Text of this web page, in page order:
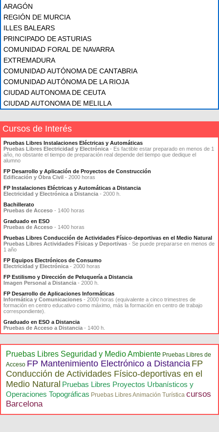
ARAGÓN
REGIÓN DE MURCIA
ILLES BALEARS
PRINCIPADO DE ASTURIAS
COMUNIDAD FORAL DE NAVARRA
EXTREMADURA
COMUNIDAD AUTÓNOMA DE CANTABRIA
COMUNIDAD AUTÓNOMA DE LA RIOJA
CIUDAD AUTONOMA DE CEUTA
CIUDAD AUTONOMA DE MELILLA
Cursos de Interés
Pruebas Libres Instalaciones Eléctricas y Automáticas
Pruebas Libres Electricidad y Electrónica - Es factible estar preparado en menos de 1
año, no obstante el tiempo de preparación real depende del tiempo que dedique el
alumno
FP Desarrollo y Aplicación de Proyectos de Construcción
Edificación y Obra Civil - 2000 horas
FP Instalaciones Eléctricas y Automáticas a Distancia
Electricidad y Electrónica a Distancia - 2000 h.
Bachillerato
Pruebas de Acceso - 1400 horas
Graduado en ESO
Pruebas de Acceso - 1400 horas
Pruebas Libres Conducción de Actividades Físico-deportivas en el Medio Natural
Pruebas Libres Actividades Físicas y Deportivas - Se puede prepararse en menos de
1 año
FP Equipos Electrónicos de Consumo
Electricidad y Electrónica - 2000 horas
FP Estilismo y Dirección de Peluquería a Distancia
Imagen Personal a Distancia - 2000 h.
FP Desarrollo de Aplicaciones Informáticas
Informática y Comunicaciones - 2000 horas (equivalente a cinco trimestres de
formación en centro educativo como máximo, más la formación en centro de trabajo
correspondiente).
Graduado en ESO a Distancia
Pruebas de Acceso a Distancia - 1400 h.
Pruebas Libres Seguridad y Medio Ambiente Pruebas Libres de
Acceso FP Mantenimiento Electrónico a Distancia FP
Conducción de Actividades Físico-deportivas en el
Medio Natural Pruebas Libres Proyectos Urbanísticos y
Operaciones Topográficas Pruebas Libres Animación Turística cursos
Barcelona